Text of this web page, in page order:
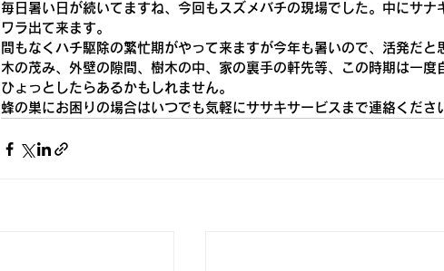
毎日暑い日が続いてますね、今回もスズメバチの現場でした。中にサ
ワラ出て来ます。
間もなくハチ駆除の繁忙期がやって来ますが今年も暑いので、活発だと
木の茂み、外壁の隙間、樹木の中、家の裏手の軒先等、この時期は一度
ひょっとしたらあるかもしれません。
蜂の巣にお困りの場合はいつでも気軽にササキサービスまで連絡くださ